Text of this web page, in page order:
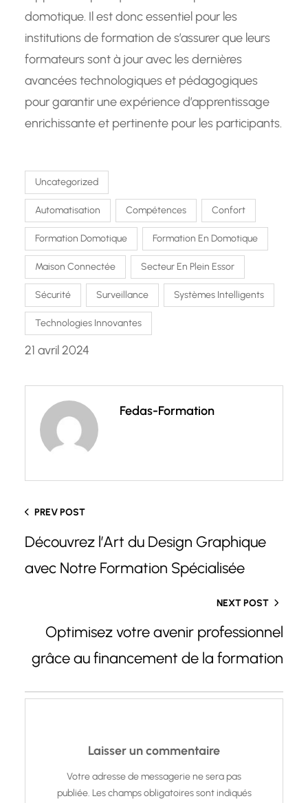
domotique. Il est donc essentiel pour les
institutions de formation de s’assurer que leurs
formateurs sont à jour avec les dernières
avancées technologiques et pédagogiques
pour garantir une expérience d’apprentissage
enrichissante et pertinente pour les participants.
Uncategorized
Automatisation Compétences Confort
Formation Domotique Formation En Domotique
Maison Connectée Secteur En Plein Essor
Sécurité Surveillance Systèmes Intelligents
Technologies Innovantes
21 avril 2024
Fedas-Formation
PREV POST
Découvrez l’Art du Design Graphique
avec Notre Formation Spécialisée
NEXT POST
Optimisez votre avenir professionnel
grâce au financement de la formation
Laisser un commentaire
Votre adresse de messagerie ne sera pas
publiée. Les champs obligatoires sont indiqués